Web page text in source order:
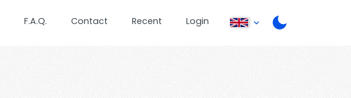
F.A.Q. Contact Recent Login